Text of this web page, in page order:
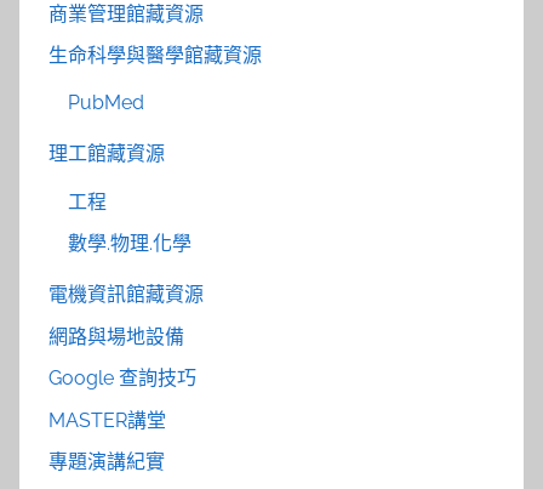
商業管理館藏資源
生命科學與醫學館藏資源
PubMed
理工館藏資源
工程
數學.物理.化學
電機資訊館藏資源
網路與場地設備
Google 查詢技巧
MASTER講堂
專題演講紀實